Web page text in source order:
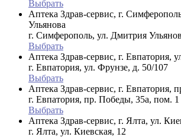
Выбрать
Аптека Здрав-сервис, г.
Ульянова
г. Симферополь, ул. Дмитрия
Выбрать
Аптека Здрав-сервис, г. Евпатория,
г. Евпатория, ул. Фрунзе, д. 50/107
Выбрать
Аптека Здрав-сервис, г. Евпатория,
г. Евпатория, пр. Победы, 35а, пом. 1
Выбрать
Аптека Здрав-сервис, г. Ялта, ул.
г. Ялта, ул. Киевская, 12